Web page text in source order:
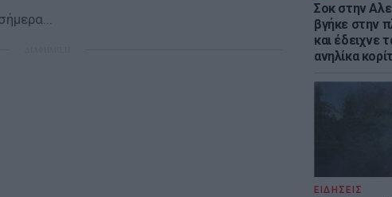
Σοκ στην
βγήκε στην
και έδειχνε
ανηλίκα
ΕΙΔΗΣΕΙΣ